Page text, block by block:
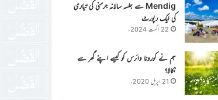
Mendig سے جلسہ سالانہ جرمنی کی تیاری
کی ایک رپورٹ
22 اگست 2024ء
ہم نے کورونا وائرس کو کیسے اپنے گھر سے
نکالا؟
21 اپریل 2020ء